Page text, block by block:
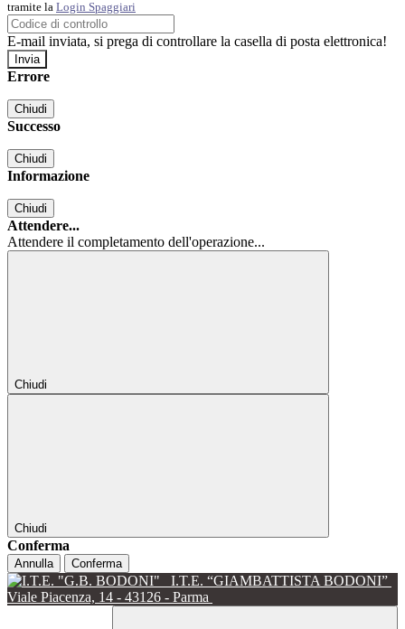
tramite la Login Spaggiari
E-mail inviata, si prega di controllare la casella di posta elettronica!
Errore
Chiudi
Successo
Chiudi
Informazione
Chiudi
Attendere...
Attendere il completamento dell'operazione...
Chiudi
Chiudi
Conferma
Annulla Conferma
I.T.E. “GIAMBATTISTA BODONI”
Viale Piacenza, 14 - 43126 - Parma